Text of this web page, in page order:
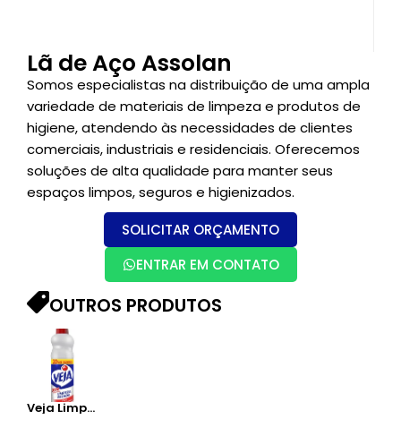
Lã de Aço Assolan
Somos especialistas na distribuição de uma ampla
variedade de materiais de limpeza e produtos de
higiene, atendendo às necessidades de clientes
comerciais, industriais e residenciais. Oferecemos
soluções de alta qualidade para manter seus
espaços limpos, seguros e higienizados.
SOLICITAR ORÇAMENTO
ENTRAR EM CONTATO
OUTROS PRODUTOS
Veja Limpeza Pesada – 500ML